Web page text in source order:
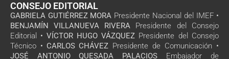
CONSEJO EDITORIAL
GABRIELA GUTIÉRREZ MORA Presidente Nacional del IMEF •
BENJAMÍN VILLANUEVA RIVERA Presidente del Consejo
Editorial • VÍCTOR HUGO VÁZQUEZ Presidente del Consejo
Técnico • CARLOS CHÁVEZ Presidente de Comunicación •
JOSÉ ANTONIO QUESADA PALACIOS Embajador de